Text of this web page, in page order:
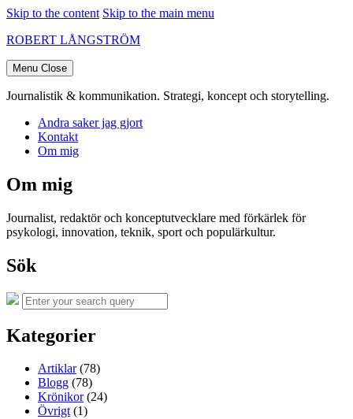
Skip to the content Skip to the main menu
ROBERT LÅNGSTRÖM
Menu Close
Journalistik & kommunikation. Strategi, koncept och storytelling.
Andra saker jag gjort
Kontakt
Om mig
Om mig
Journalist, redaktör och konceptutvecklare med förkärlek för
psykologi, innovation, teknik, sport och populärkultur.
Sök
Search
for:
Search
Kategorier
Artiklar(78)
Blogg (78)
Krönikor(24)
Övrigt(1)